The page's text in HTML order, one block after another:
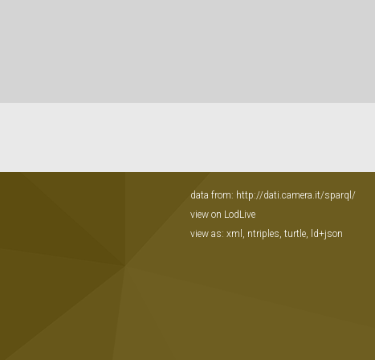
data from: http://dati.camera.it/sparql/
view on LodLive
view as: xml , ntriples, turtle, ld+json